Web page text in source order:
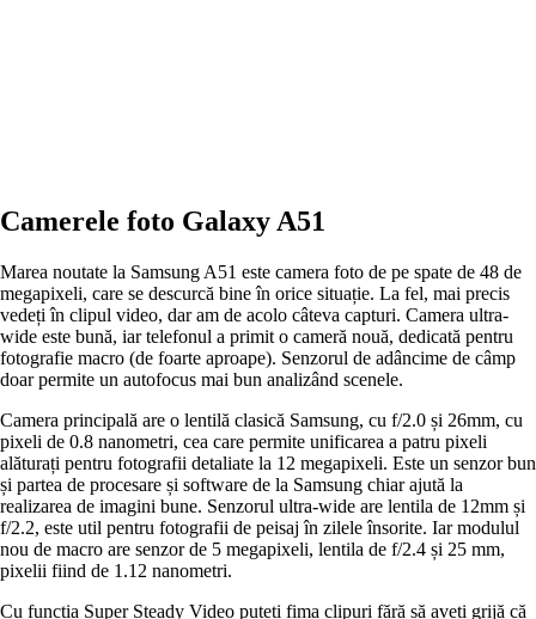
Camerele foto Galaxy A51
Marea noutate la Samsung A51 este camera foto de pe spate de 48 de
megapixeli, care se descurcă bine în orice situație. La fel, mai precis
vedeți în clipul video, dar am de acolo câteva capturi. Camera ultra-
wide este bună, iar telefonul a primit o cameră nouă, dedicată pentru
fotografie macro (de foarte aproape). Senzorul de adâncime de câmp
doar permite un autofocus mai bun analizând scenele.
Camera principală are o lentilă clasică Samsung, cu f/2.0 și 26mm, cu
pixeli de 0.8 nanometri, cea care permite unificarea a patru pixeli
alăturați pentru fotografii detaliate la 12 megapixeli. Este un senzor bun
și partea de procesare și software de la Samsung chiar ajută la
realizarea de imagini bune. Senzorul ultra-wide are lentila de 12mm și
f/2.2, este util pentru fotografii de peisaj în zilele însorite. Iar modulul
nou de macro are senzor de 5 megapixeli, lentila de f/2.4 și 25 mm,
pixelii fiind de 1.12 nanometri.
Cu funcția Super Steady Video puteți fima clipuri fără să aveți grijă că